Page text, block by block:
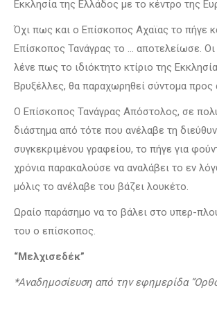
Εκκλησία της Ελλάδος με το κέντρο της
Όχι πως και ο Επίσκοπος Αχαϊας το πήγε
Επίσκοπος Τανάγρας το … αποτελείωσε.
λένε πως το ιδιόκτητο κτίριο της
Βρυξέλλες, θα παραχωρηθεί σύντομα προς
Ο Επίσκοπος Τανάγρας Απόστολος, σε
διάστημα από τότε που ανέλαβε τη
συγκεκριμένου γραφείου, το πήγε για
χρόνια παρακαλούσε να αναλάβει το εν
μόλις το ανέλαβε του βάζει λουκέτο.
Ωραίο παράσημο να το βάλει στο υπερ-
του ο επίσκοπος.
“Μελχισεδέκ”
*Αναδημοσίευση από την εφημερίδα